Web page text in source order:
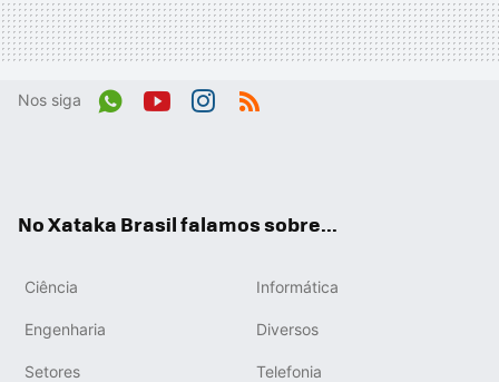
Nos siga
No Xataka Brasil falamos sobre...
Ciência Informática
Engenharia Diversos
Setores Telefonia